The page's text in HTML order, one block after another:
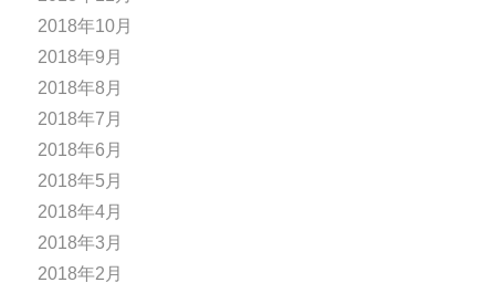
2018年10月
2018年9月
2018年8月
2018年7月
2018年6月
2018年5月
2018年4月
2018年3月
2018年2月